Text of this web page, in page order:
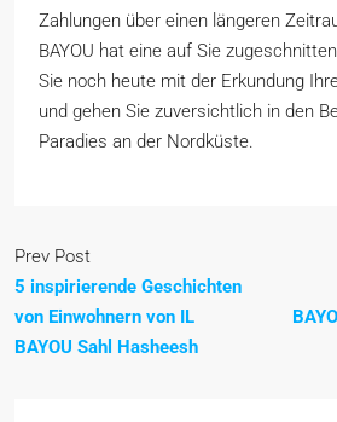
Zahlungen über einen längeren
BAYOU hat eine auf Sie
Sie noch heute mit der Erkundung
und gehen Sie zuversichtlich in den
Paradies an der Nordküste.
Prev Post
5 inspirierende Geschichten
von Einwohnern von IL
BAYOU Sahl Hasheesh